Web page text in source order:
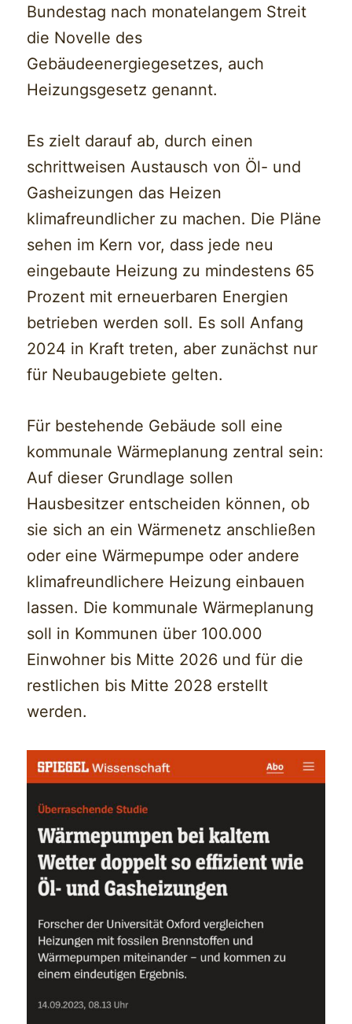
Bundestag nach monatelangem Streit
die Novelle des
Gebäudeenergiegesetzes, auch
Heizungsgesetz genannt.
Es zielt darauf ab, durch einen
schrittweisen Austausch von Öl- und
Gasheizungen das Heizen
klimafreundlicher zu machen. Die Pläne
sehen im Kern vor, dass jede neu
eingebaute Heizung zu mindestens 65
Prozent mit erneuerbaren Energien
betrieben werden soll. Es soll Anfang
2024 in Kraft treten, aber zunächst nur
für Neubaugebiete gelten.
Für bestehende Gebäude soll eine
kommunale Wärmeplanung zentral sein:
Auf dieser Grundlage sollen
Hausbesitzer entscheiden können, ob
sie sich an ein Wärmenetz anschließen
oder eine Wärmepumpe oder andere
klimafreundlichere Heizung einbauen
lassen. Die kommunale Wärmeplanung
soll in Kommunen über 100.000
Einwohner bis Mitte 2026 und für die
restlichen bis Mitte 2028 erstellt
werden.